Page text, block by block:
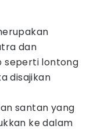
dan
seperti lontong
disajikan
santan yang
ke dalam